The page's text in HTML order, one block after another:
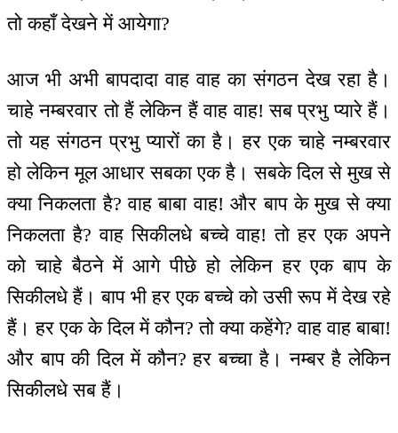
तो कहाँ देखने में आयेगा?
आज भी अभी बापदादा वाह वाह का संगठन देख रहा है।
चाहे नम्बरवार तो हैं लेकिन हैं वाह वाह! सब प्रभु प्यारे हैं।
तो यह संगठन प्रभु प्यारों का है। हर एक चाहे नम्बरवार
हो लेकिन मूल आधार सबका एक है। सबके दिल से मुख से
क्या निकलता है? वाह बाबा वाह! और बाप के मुख से क्या
निकलता है? वाह सिकीलधे बच्चे वाह! तो हर एक अपने
को चाहे बैठने में आगे पीछे हो लेकिन हर एक बाप के
सिकीलधे हैं। बाप भी हर एक बच्चे को उसी रूप में देख रहे
हैं। हर एक के दिल में कौन? तो क्या कहेंगे? वाह वाह बाबा!
और बाप की दिल में कौन? हर बच्चा है। नम्बर है लेकिन
सिकीलधे सब हैं।